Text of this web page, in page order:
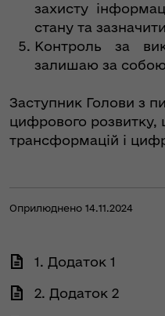
захисту
стану та
Контроль за
залишаю за
Заступник Голови з
цифрового розвитку,
трансформацій і
Оприлюднено 14.11.2024
1. Додаток 1
2. Додаток 2